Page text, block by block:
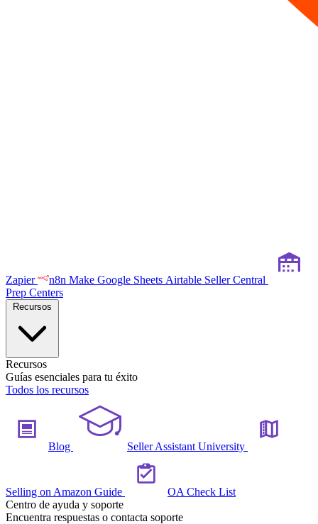
Zapier n8n Make Google Sheets Airtable Seller Central
Prep Centers
Recursos
Guías esenciales para tu éxito
Todos los recursos
Blog Seller Assistant University
Selling on Amazon Guide
OA Check List
Centro de ayuda y soporte
Encuentra respuestas o contacta soporte